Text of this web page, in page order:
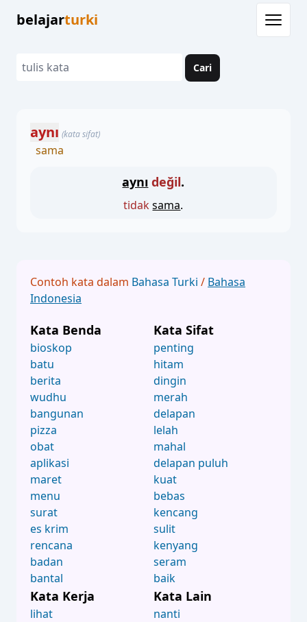
belajarturki
Cari
aynı (kata sifat)
sama
aynı değil.
tidak sama.
Contoh kata dalam Bahasa Turki / Bahasa
Indonesia
Kata Benda
bioskop
batu
berita
wudhu
bangunan
pizza
obat
aplikasi
maret
menu
surat
es krim
rencana
badan
bantal
Kata Sifat
penting
hitam
dingin
merah
delapan
lelah
mahal
delapan puluh
kuat
bebas
kencang
sulit
kenyang
seram
baik
Kata Kerja
lihat
Kata Lain
nanti